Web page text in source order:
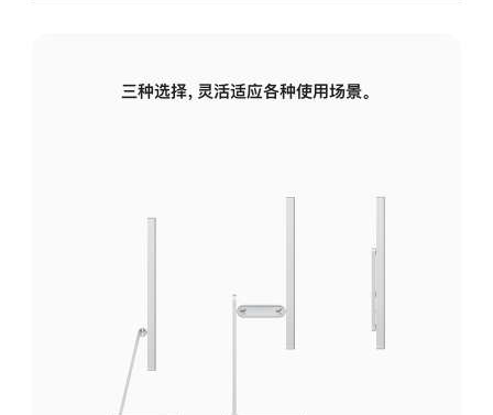
三种选择，灵活适应各种使用场景。